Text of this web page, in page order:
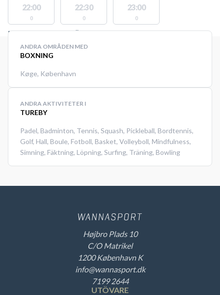
22:00
0
22:30
0
23:00
0
PLATSER MED TILLGÄNGLIGA AKTIVITETER
ANDRA OMRÅDEN MED
BOXNING
Køge, København
ANDRA AKTIVITETER I
TUREBY
Padel, Badminton, Tennis, Squash, Pickleball, Bordtennis,
Golf, Hall, Boule, Fotboll, Basket, Volleyboll, Mindfulness,
Simning, Fäktning, Löpning, Surfing, Träning, Bowling
Højbro Plads 10
C/O Matrikel
1200 København K
info@wannasport.dk
7199 2644
UTÖVARE